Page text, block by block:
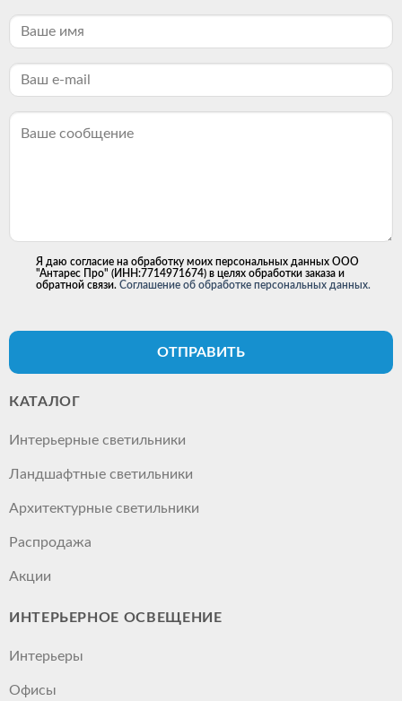
Я даю согласие на обработку моих персональных данных ООО
"Антарес Про" (ИНН:7714971674) в целях обработки заказа и
обратной связи. Соглашение об обработке персональных данных.
ОТПРАВИТЬ
КАТАЛОГ
Интерьерные светильники
Ландшафтные светильники
Архитектурные светильники
Распродажа
Акции
ИНТЕРЬЕРНОЕ ОСВЕЩЕНИЕ
Интерьеры
Офисы